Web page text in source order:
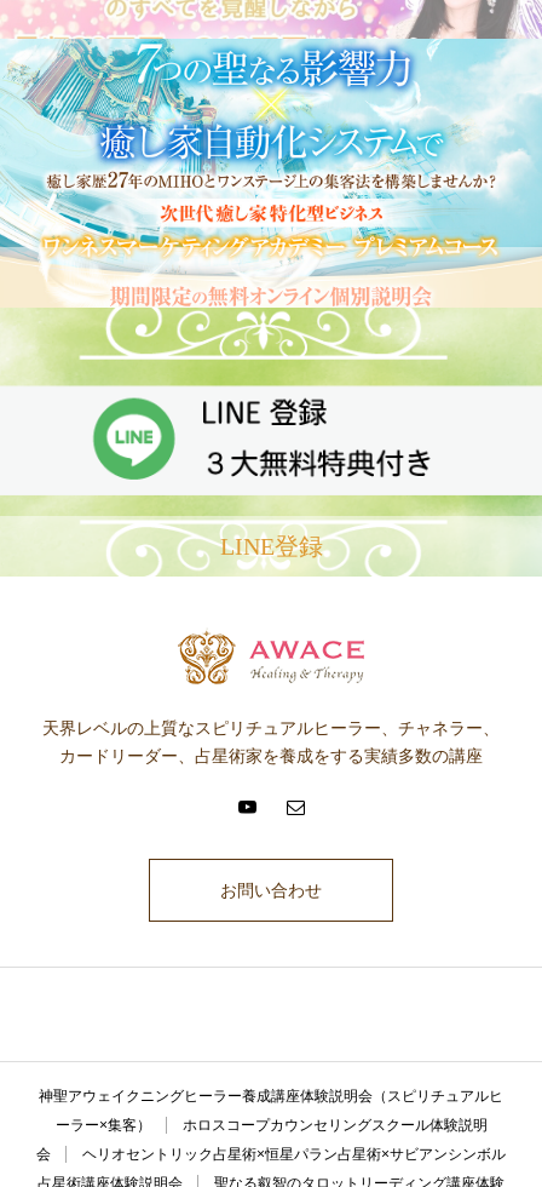
LINE登録
天界レベルの上質なスピリチュアルヒーラー、チャネラー、
カードリーダー、占星術家を養成をする実績多数の講座
お問い合わせ
神聖アウェイクニングヒーラー養成講座体験説明会（スピリチュアルヒ
ーラー×集客）
ホロスコープカウンセリングスクール体験説明
会
ヘリオセントリック占星術×恒星パラン占星術×サビアンシンボル
占星術講座体験説明会
聖なる叡智のタロットリーディング講座体験